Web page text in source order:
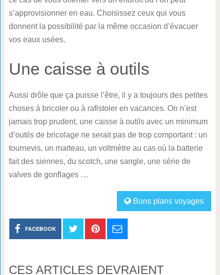
s’approvisionner en eau. Choisissez ceux qui vous
donnent la possibilité par la même occasion d’évacuer
vos eaux usées.
Une caisse à outils
Aussi drôle que ça puisse l’être, il y a toujours des petites
choses à bricoler ou à rafistoler en vacances. On n’est
jamais trop prudent, une caisse à outils avec un minimum
d’outils de bricolage ne serait pas de trop comportant : un
tournevis, un marteau, un voltmètre au cas où la batterie
fait des siennes, du scotch, une sangle, une série de
valves de gonflages …
Bons plans voyages
FACEBOOK
CES ARTICLES DEVRAIENT